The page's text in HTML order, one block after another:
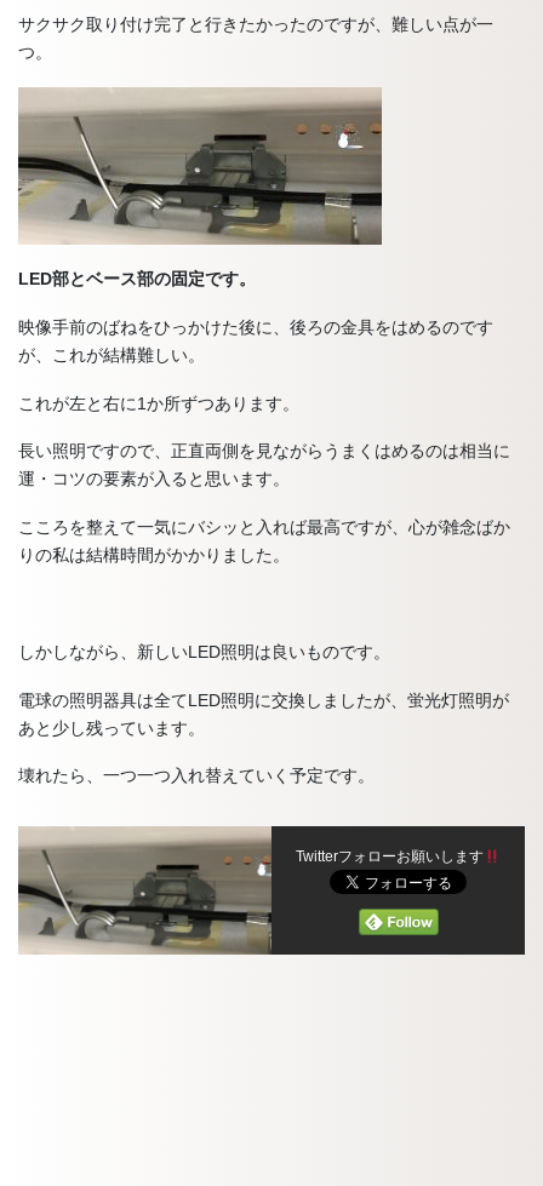
サクサク取り付け完了と行きたかったのですが、難しい点が一
つ。
LED部とベース部の固定です。
映像手前のばねをひっかけた後に、後ろの金具をはめるのです
が、これが結構難しい。
これが左と右に1か所ずつあります。
長い照明ですので、正直両側を見ながらうまくはめるのは相当に
運・コツの要素が入ると思います。
こころを整えて一気にバシッと入れば最高ですが、心が雑念ばか
りの私は結構時間がかかりました。
しかしながら、新しいLED照明は良いものです。
電球の照明器具は全てLED照明に交換しましたが、蛍光灯照明が
あと少し残っています。
壊れたら、一つ一つ入れ替えていく予定です。
Twitterフォローお願いします